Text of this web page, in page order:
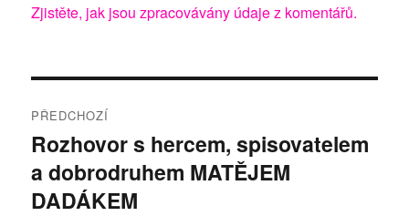
Zjistěte, jak jsou zpracovávány údaje z komentářů.
pro
příspěvek
PŘEDCHOZÍ
Předchozí
příspěvek:
Rozhovor s hercem, spisovatelem
a dobrodruhem MATĚJEM
DADÁKEM